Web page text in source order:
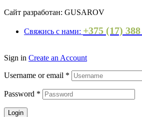
Сайт разработан: GUSAROV
Свяжись с нами: +375 (17)
Sign in Create an Account
Username or email *
Password *
Login